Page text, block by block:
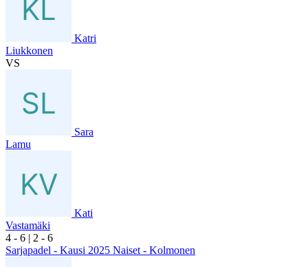
Katri
Liukkonen
VS
Sara
Lamu
Kati
Vastamäki
4 - 6 | 2 - 6
Sarjapadel - Kausi 2025 Naiset - Kolmonen